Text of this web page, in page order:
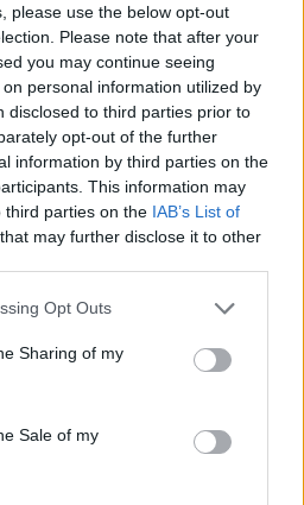
please use the below opt-out
Please note that after your
you may continue seeing
personal information utilized by
disclosed to third parties prior to
opt-out of the further
information by third parties on the
This information may
third parties on the IAB’s List of
that may further disclose it to other
Opt Outs
Sharing of my
Sale of my
L’ambasciatore straordinario e
dell’Oman a San Marino Ahmed bin
incontrato nel pomeriggio presso la
il Segretario di Stato Federico
aveva presentato la sua lettera
per poi avviare nel pomeriggio
sammarinesi.
Amati lo sviluppo del settore
gli Emirati Arabi Uniti e gli altri
è stato proposto l’avvio di
è stata dimostrata